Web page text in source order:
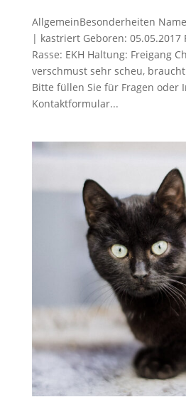
AllgemeinBesonderheiten
| kastriert Geboren: 05.05.2017
Rasse: EKH Haltung: Freigang
verschmust sehr scheu,
Bitte füllen Sie für Fragen oder
Kontaktformular...